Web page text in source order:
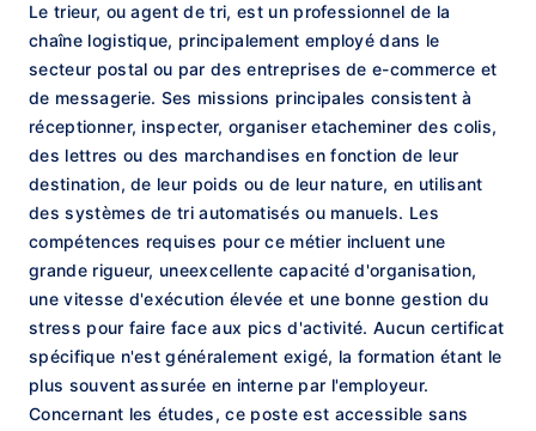
Le trieur, ou agent de tri, est un professionnel de la
chaîne logistique, principalement employé dans le
secteur postal ou par des entreprises de e-commerce et
de messagerie. Ses missions principales consistent à
réceptionner, inspecter, organiser etacheminer des colis,
des lettres ou des marchandises en fonction de leur
destination, de leur poids ou de leur nature, en utilisant
des systèmes de tri automatisés ou manuels. Les
compétences requises pour ce métier incluent une
grande rigueur, uneexcellente capacité d'organisation,
une vitesse d'exécution élevée et une bonne gestion du
stress pour faire face aux pics d'activité. Aucun certificat
spécifique n'est généralement exigé, la formation étant le
plus souvent assurée en interne par l'employeur.
Concernant les études, ce poste est accessible sans